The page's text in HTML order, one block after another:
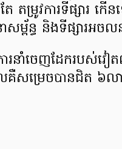
តម្រូវការ​ទីផ្សារ ក
សម្ព័ន្ធ និងទីផ្សារ​អចលន
ការនាំចេញដែករបស់
សម្រេចបានជិត​ ៦ល